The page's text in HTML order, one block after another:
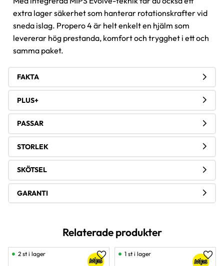
extra lager säkerhet som hanterar rotationskrafter vid
sneda islag. Propero 4 är helt enkelt en hjälm som
levererar hög prestanda, komfort och trygghet i ett och
samma paket.
FAKTA
PLUS+
PASSAR
STORLEK
SKÖTSEL
GARANTI
Relaterade produkter
Lägg till i favoriter
2 st i lager 1 st i lager